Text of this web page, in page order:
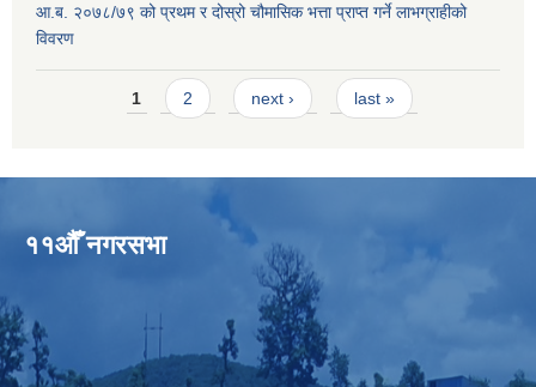
आ.ब. २०७८/७९ को प्रथम र दोस्रो चौमासिक भत्ता प्राप्त गर्ने लाभग्राहीको
विवरण
Pages1 2 next › last »
११औँ नगरसभा